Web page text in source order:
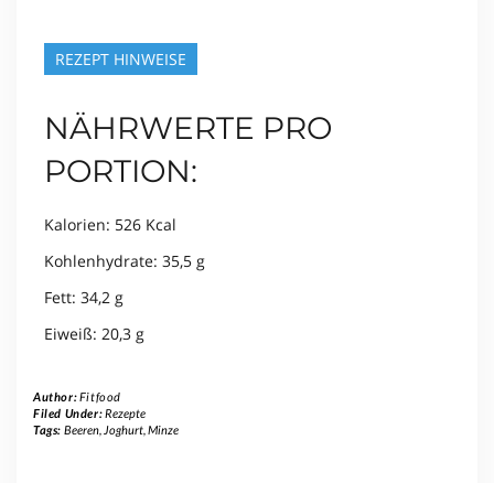
REZEPT HINWEISE
NÄHRWERTE PRO
PORTION:
Kalorien: 526 Kcal
Kohlenhydrate: 35,5 g
Fett: 34,2 g
Eiweiß: 20,3 g
Author:Fitfood
Filed Under: Rezepte
Tags: Beeren, Joghurt, Minze